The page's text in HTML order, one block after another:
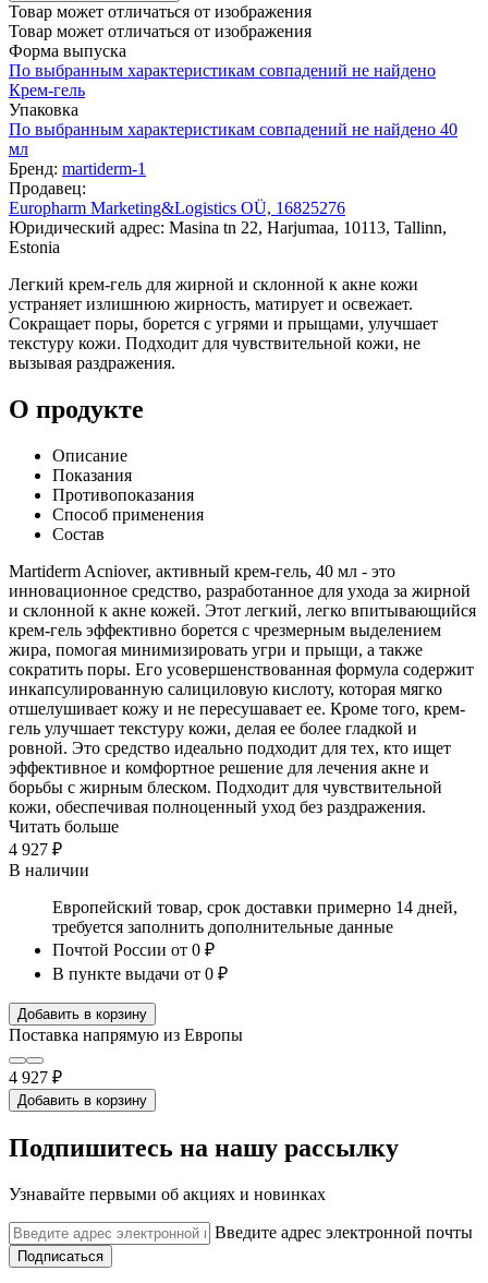
Товар может отличаться от изображения
Товар может отличаться от изображения
Форма выпуска
По выбранным характеристикам совпадений не найдено
Крем-гель
Упаковка
По выбранным характеристикам совпадений не найдено 40
мл
Бренд: martiderm-1
Продавец:
Europharm Marketing&Logistics OÜ, 16825276
Юридический адрес: Masina tn 22, Harjumaa, 10113, Tallinn,
Estonia
Легкий крем-гель для жирной и склонной к акне кожи
устраняет излишнюю жирность, матирует и освежает.
Сокращает поры, борется с угрями и прыщами, улучшает
текстуру кожи. Подходит для чувствительной кожи, не
вызывая раздражения.
О продукте
Описание
Показания
Противопоказания
Способ применения
Состав
Martiderm Acniover, активный крем-гель, 40 мл - это
инновационное средство, разработанное для ухода за жирной
и склонной к акне кожей. Этот легкий, легко впитывающийся
крем-гель эффективно борется с чрезмерным выделением
жира, помогая минимизировать угри и прыщи, а также
сократить поры. Его усовершенствованная формула содержит
инкапсулированную салициловую кислоту, которая мягко
отшелушивает кожу и не пересушавает ее. Кроме того, крем-
гель улучшает текстуру кожи, делая ее более гладкой и
ровной. Это средство идеально подходит для тех, кто ищет
эффективное и комфортное решение для лечения акне и
борьбы с жирным блеском. Подходит для чувствительной
кожи, обеспечивая полноценный уход без раздражения.
Читать больше
4 927 ₽
В наличии
Европейский товар, срок доставки примерно 14 дней,
требуется заполнить дополнительные данные
Почтой России от 0 ₽
В пункте выдачи от 0 ₽
Добавить в корзину
Поставка напрямую из Европы
4 927 ₽
Добавить в корзину
Подпишитесь на нашу рассылку
Узнавайте первыми об акциях и новинках
Введите адрес электронной почты
Подписаться